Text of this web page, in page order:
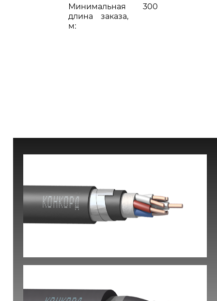
Минимальная
длина заказа,
м:
300
КВБбШвнг(А) -LS